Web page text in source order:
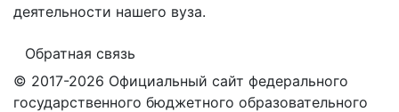
деятельности нашего вуза.
Обратная связь
© 2017-2026 Официальный сайт федерального
государственного бюджетного образовательного